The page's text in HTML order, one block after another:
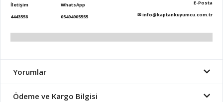
İletişim
4443558
WhatsApp
05494905555
E-Posta
✉info@kaptankuyumcu.com.tr
Yorumlar
Ödeme ve Kargo Bilgisi